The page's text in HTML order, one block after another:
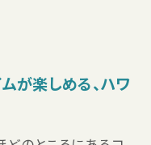
が楽しめる、ハワ